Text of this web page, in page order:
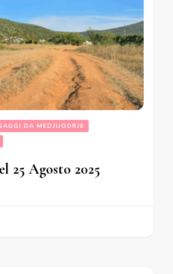
DA MEDJUGORJE
25 Agosto 2025